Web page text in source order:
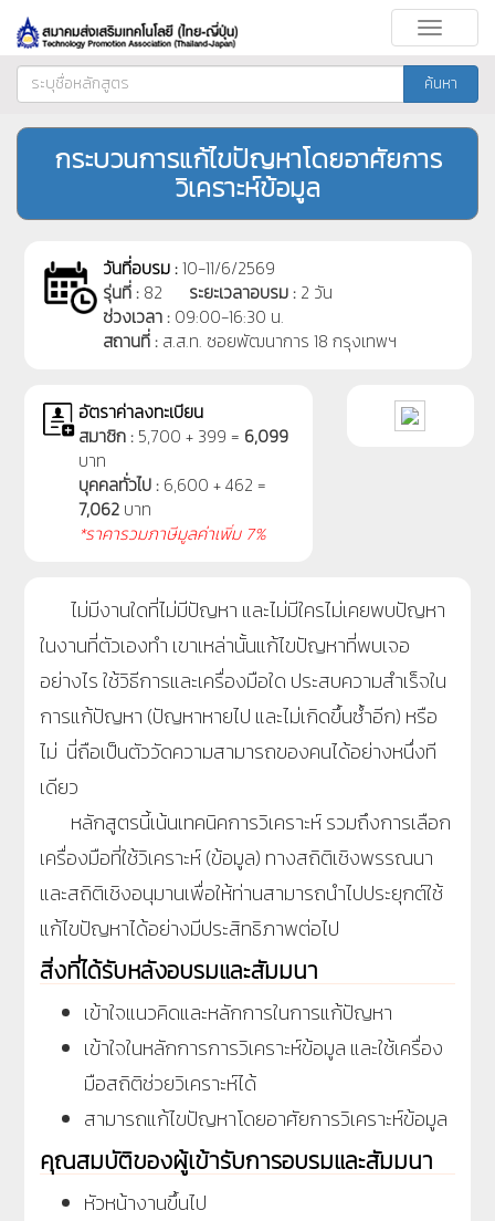
Toggle
ค้นหา
กระบวนการแก้ไขปัญหาโดยอาศัยการ
วิเคราะห์ข้อมูล
วันที่อบรม :10-11/6/2569
รุ่นที่ : 82 ระยะเวลาอบรม : 2 วัน
ช่วงเวลา : 09:00-16:30 น.
สถานที่ : ส.ส.ท. ซอยพัฒนาการ 18 กรุงเทพฯ
อัตราค่าลงทะเบียน
สมาชิก : 5,700 + 399 = 6,099
บาท
บุคคลทั่วไป : 6,600 + 462 =
7,062 บาท
*ราคารวมภาษีมูลค่าเพิ่ม 7%
ไม่มีงานใดที่ไม่มีปัญหา และไม่มีใครไม่เคยพบปัญหา
ในงานที่ตัวเองทำ เขาเหล่านั้นแก้ไขปัญหาที่พบเจอ
อย่างไร ใช้วิธีการและเครื่องมือใด ประสบความสำเร็จใน
การแก้ปัญหา (ปัญหาหายไป และไม่เกิดขึ้นซ้ำอีก) หรือ
ไม่ นี่ถือเป็นตัววัดความสามารถของคนได้อย่างหนึ่งที
เดียว
หลักสูตรนี้เน้นเทคนิคการวิเคราะห์ รวมถึงการเลือก
เครื่องมือที่ใช้วิเคราะห์ (ข้อมูล) ทางสถิติเชิงพรรณนา
และสถิติเชิงอนุมานเพื่อให้ท่านสามารถนำไปประยุกต์ใช้
แก้ไขปัญหาได้อย่างมีประสิทธิภาพต่อไป
สิ่งที่ได้รับหลังอบรมและสัมมนา
เข้าใจแนวคิดและหลักการในการแก้ปัญหา
เข้าใจในหลักการการวิเคราะห์ข้อมูล และใช้เครื่อง
มือสถิติช่วยวิเคราะห์ได้
สามารถแก้ไขปัญหาโดยอาศัยการวิเคราะห์ข้อมูล
คุณสมบัติของผู้เข้ารับการอบรมและสัมมนา
หัวหน้างานขึ้นไป